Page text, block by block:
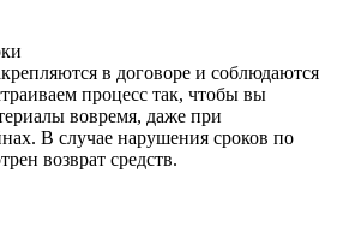
в договоре и соблюдаются
процесс так, чтобы вы
вовремя, даже при
В случае нарушения сроков по
возврат средств.